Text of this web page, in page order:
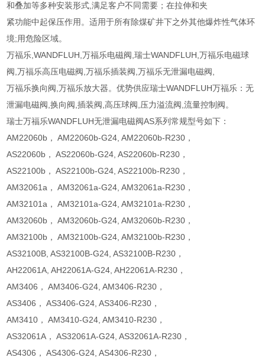
和叠加等多种安装形式,满足客户不同需要；在拉伸和夹
紧功能中起保压作用。适用于所有除煤矿井下之外其他爆炸性气体环
境;用危险区域。
万福乐,WANDFLUH,万福乐电磁阀,瑞士WANDFLUH,万福乐电磁球
阀,万福乐高压电磁阀,万福乐插装阀,万福乐无泄漏电磁阀,
万福乐换向阀,万福乐放大器。优势供应瑞士WANDFLUH万福乐：无
泄漏电磁阀,换向阀,插装阀,高压球阀,压力溢流阀,流量控制阀。
瑞士万福乐WANDFLUH无泄漏电磁阀AS系列常规型号如下：
AM22060b， AM22060b-G24, AM22060b-R230，
AS22060b， AS22060b-G24, AS22060b-R230，
AS22100b， AS22100b-G24, AS22100b-R230，
AM32061a， AM32061a-G24, AM32061a-R230，
AM32101a， AM32101a-G24, AM32101a-R230，
AM32060b， AM32060b-G24, AM32060b-R230，
AM32100b， AM32100b-G24, AM32100b-R230，
AS32100B, AS32100B-G24, AS32100B-R230，
AH22061A, AH22061A-G24, AH22061A-R230，
AM3406， AM3406-G24, AM3406-R230，
AS3406， AS3406-G24, AS3406-R230，
AM3410， AM3410-G24, AM3410-R230，
AS32061A， AS32061A-G24, AS32061A-R230，
AS4306， AS4306-G24, AS4306-R230，